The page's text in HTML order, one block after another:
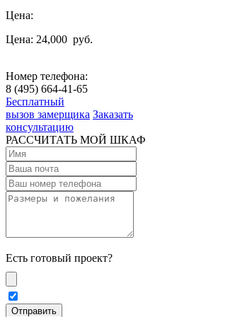
Цена:
Цена: 24,000 руб.
Номер телефона:
8 (495) 664-41-65
Бесплатный
вызов замерщика Заказать
консультацию
РАССЧИТАТЬ МОЙ ШКАФ
Есть готовый проект?